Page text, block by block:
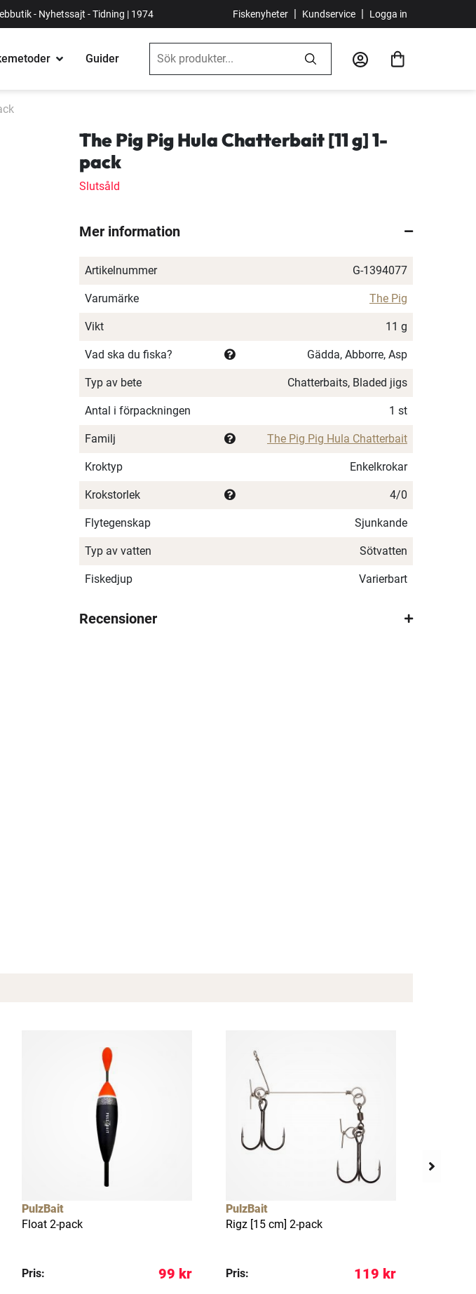
med många förmåner.
bonuscheck varje månad
tusenlappar idag!
här
- Nyhetssajt - Tidning | 1974 Fiskenyheter | Kundservice | Logga in
Guider
The Pig Pig Hula Chatterbait [11 g] 1-
pack
Slutsåld
Mer information
Artikelnummer G-1394077
Varumärke The Pig
Vikt 11 g
Vad ska du fiska? Gädda, Abborre, Asp
Typ av bete Chatterbaits, Bladed jigs
Antal i förpackningen 1 st
Familj The Pig Pig Hula Chatterbait
Kroktyp Enkelkrokar
Krokstorlek 4/0
Flytegenskap Sjunkande
Typ av vatten Sötvatten
Fiskedjup Varierbart
Recensioner
PulzBait
Float 2-pack
Pris: 99 kr
PulzBait
Rigz [15 cm] 2-pack
Pris: 119 kr